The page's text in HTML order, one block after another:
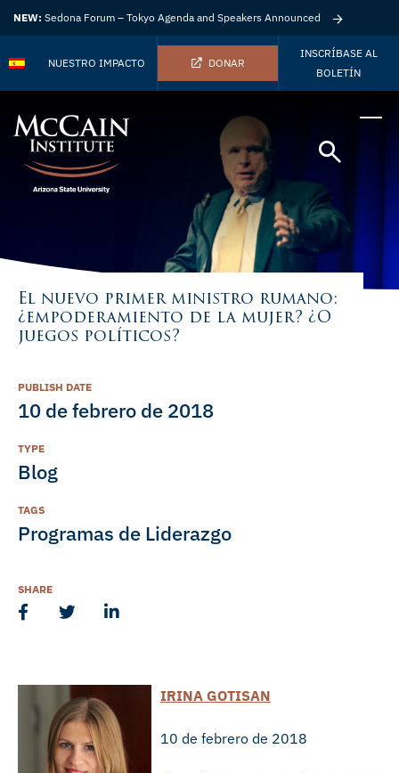
NEW: Sedona Forum – Tokyo Agenda and Speakers Announced
NUESTRO IMPACTO DONAR
INSCRÍBASE AL
BOLETÍN
El nuevo primer ministro rumano:
¿empoderamiento de la mujer? ¿O
juegos políticos?
IRINA GOTISAN
10 de febrero de 2018
PUBLISH DATE
10 de febrero de 2018
TYPE
Blog
TAGS
Programas de Liderazgo
SHARE